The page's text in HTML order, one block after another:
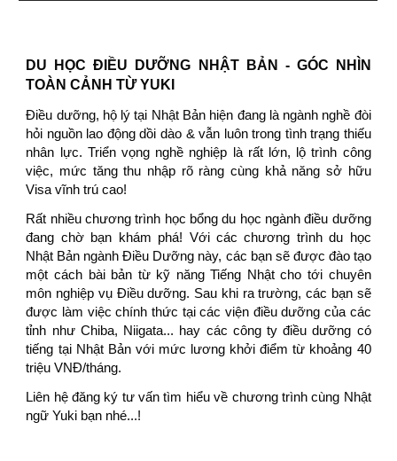
DU HỌC ĐIỀU DƯỠNG NHẬT BẢN - GÓC NHÌN
TOÀN CẢNH TỪ YUKI
Điều dưỡng, hộ lý tại Nhật Bản hiện đang là ngành nghề đòi
hỏi nguồn lao động dồi dào & vẫn luôn trong tình trạng thiếu
nhân lực. Triển vọng nghề nghiệp là rất lớn, lộ trình công
việc, mức tăng thu nhập rõ ràng cùng khả năng sở hữu
Visa vĩnh trú cao!
Rất nhiều chương trình học bổng du học ngành điều dưỡng
đang chờ bạn khám phá! Với các chương trình du học
Nhật Bản ngành Điều Dưỡng này, các bạn sẽ được đào tạo
một cách bài bản từ kỹ năng Tiếng Nhật cho tới chuyên
môn nghiệp vụ Điều dưỡng. Sau khi ra trường, các bạn sẽ
được làm việc chính thức tại các viện điều dưỡng của các
tỉnh như Chiba, Niigata... hay các công ty điều dưỡng có
tiếng tại Nhật Bản với mức lương khởi điểm từ khoảng 40
triệu VNĐ/tháng.
Liên hệ đăng ký tư vấn tìm hiểu về chương trình cùng Nhật
ngữ Yuki bạn nhé...!